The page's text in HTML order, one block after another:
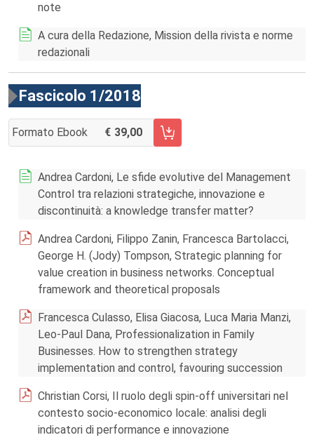
note
A cura della Redazione, Mission della rivista e norme
redazionali
Fascicolo 1/2018
Formato Ebook 39,00
AGGIUNGI AL CARRELLO FASCICOLO 1/2018
Andrea Cardoni, Le sfide evolutive del Management
Control tra relazioni strategiche, innovazione e
discontinuità: a knowledge transfer matter?
Andrea Cardoni, Filippo Zanin, Francesca Bartolacci,
George H. (Jody) Tompson, Strategic planning for
value creation in business networks. Conceptual
framework and theoretical proposals
Francesca Culasso, Elisa Giacosa, Luca Maria Manzi,
Leo-Paul Dana, Professionalization in Family
Businesses. How to strengthen strategy
implementation and control, favouring succession
Christian Corsi, Il ruolo degli spin-off universitari nel
contesto socio-economico locale: analisi degli
indicatori di performance e innovazione